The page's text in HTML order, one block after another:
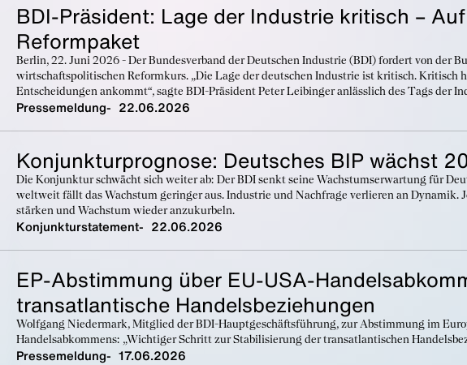
BDI-Präsident: Lage der Industrie kritisch –
Reformpaket
Berlin, 22. Juni 2026 - Der Bundesverband der Deutschen Industrie (BDI) fordert von der
wirtschaftspolitischen Reformkurs. „Die Lage der deutschen Industrie ist kritisch. Kritisch
Entscheidungen ankommt“, sagte BDI-Präsident Peter Leibinger anlässlich des Tags der
Pressemeldung 22.06.2026
Konjunkturprognose: Deutsches BIP wächst
Die Konjunktur schwächt sich weiter ab: Der BDI senkt seine Wachstumserwartung für
weltweit fällt das Wachstum geringer aus. Industrie und Nachfrage verlieren an Dynamik.
stärken und Wachstum wieder anzukurbeln.
Konjunkturstatement 22.06.2026
EP-Abstimmung über EU-USA-
transatlantische Handelsbeziehungen
Wolfgang Niedermark, Mitglied der BDI-Hauptgeschäftsführung, zur Abstimmung im
Handelsabkommens: „Wichtiger Schritt zur Stabilisierung der transatlantischen
Pressemeldung 17.06.2026